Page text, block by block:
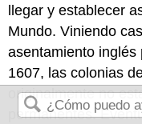
llegar y establecer
Mundo. Viniendo
asentamiento inglés
1607, las colonias
originalmente no
permanentes.